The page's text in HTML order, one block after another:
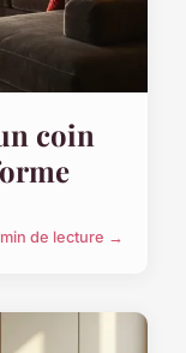
coin
min de lecture →